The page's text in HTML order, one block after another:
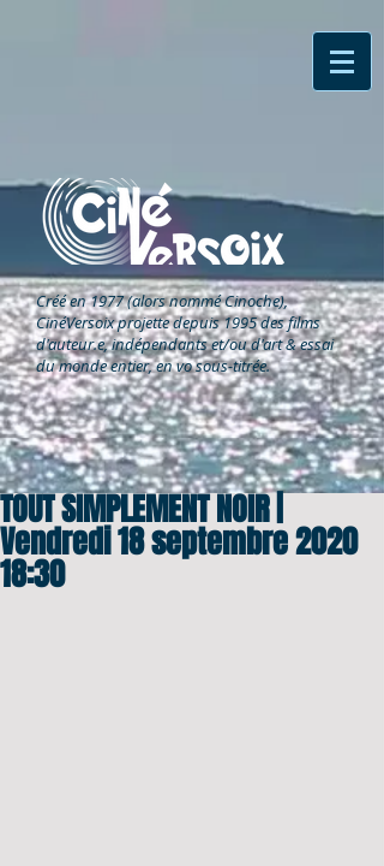
Créé en 1977 (alors nommé Cinoche),
CinéVersoixprojette depuis 1995 des films
d'auteur.e, indépendants et/ou d'art & essai
du monde entier, en vo sous-titrée.
TOUT SIMPLEMENT NOIR |
Vendredi 18 septembre 2020
18:30